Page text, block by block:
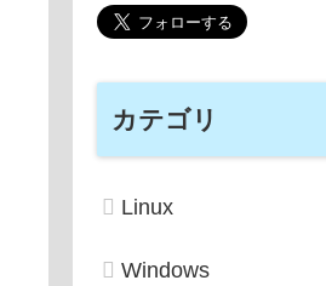
カテゴリ
Linux
Windows